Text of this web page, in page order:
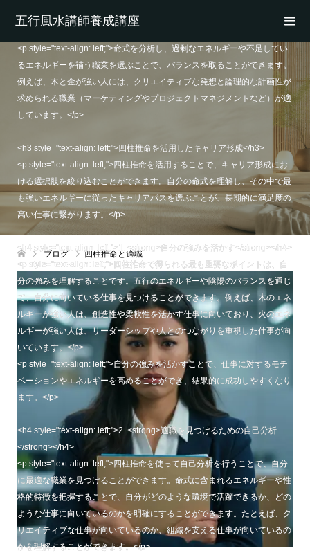
五行風水講師養成講座
に欠けて、新しいアイデアや変化に対応するのが難しくなるかもしれませ
<p style="text-align: left;">命式を分析し、過剰なエネルギーや不足してい
るエネルギーを補う職業を選ぶことで、バランスを取ることができます。
例えば、木と金が強い人には、クリエイティブな発想と論理的な計画性が
求められる職業（マーケティングやプロジェクトマネジメントなど）が適
しています。</p>
<h3 style="text-align: left;">四柱推命を活用したキャリア形成</h3>
<p style="text-align: left;">四柱推命を活用することで、キャリア形成にお
ける選択肢を絞り込むことができます。自分の命式を理解し、その中で最
も強いエネルギーに従ったキャリアパスを選ぶことが、長期的に満足度の
高い仕事に繋がります。</p>
<h4 style="text-align: left;">1. <strong>自分の強みを活かす</strong></h4>
<p style="text-align: left;">四柱推命で得られる最も重要なポイントは、自
分の強みを理解することです。五行のエネルギーや陰陽のバランスを通じ
て、自分に向いている仕事を見つけることができます。例えば、木のエネ
ルギーが強い人は、創造性や柔軟性を活かす仕事に向いており、火のエネ
ルギーが強い人は、リーダーシップや人とのつながりを重視した仕事が向
いています。</p>
<p style="text-align: left;">自分の強みを活かすことで、仕事に対するモチ
ベーションやエネルギーを高めることができ、結果的に成功しやすくなり
ます。</p>
<h4 style="text-align: left;">2. <strong>適職を見つけるための自己分析
</strong></h4>
<p style="text-align: left;">四柱推命を使って自己分析を行うことで、自分
に最適な職業を見つけることができます。命式に含まれるエネルギーや性
格的特徴を把握することで、自分がどのような環境で活躍できるか、どの
ような仕事に向いているのかを明確にすることができます。たとえば、ク
リエイティブな仕事が向いているのか、組織を支える仕事が向いているの
かを理解することができます。</p>
ブログ 四柱推命と適職